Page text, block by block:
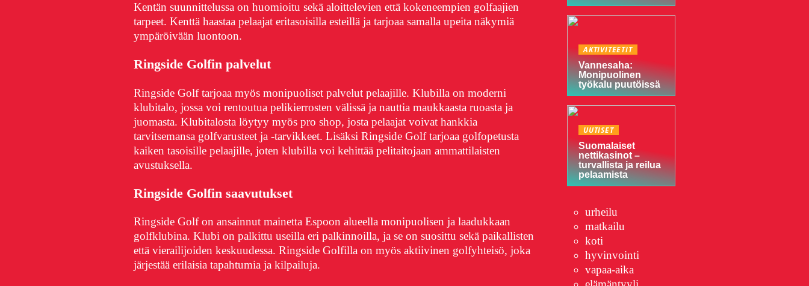
Kentän suunnittelussa on huomioitu sekä aloittelevien että kokeneempien golfaajien
tarpeet. Kenttä haastaa pelaajat eritasoisilla esteillä ja tarjoaa samalla upeita näkymiä
ympäröivään luontoon.
Ringside Golfin palvelut
Ringside Golf tarjoaa myös monipuoliset palvelut pelaajille. Klubilla on moderni
klubitalo, jossa voi rentoutua pelikierrosten välissä ja nauttia maukkaasta ruoasta ja
juomasta. Klubitalosta löytyy myös pro shop, josta pelaajat voivat hankkia
tarvitsemansa golfvarusteet ja -tarvikkeet. Lisäksi Ringside Golf tarjoaa golfopetusta
kaiken tasoisille pelaajille, joten klubilla voi kehittää pelitaitojaan ammattilaisten
avustuksella.
Ringside Golfin saavutukset
Ringside Golf on ansainnut mainetta Espoon alueella monipuolisen ja laadukkaan
golfklubina. Klubi on palkittu useilla eri palkinnoilla, ja se on suosittu sekä paikallisten
että vierailijoiden keskuudessa. Ringside Golfilla on myös aktiivinen golfyhteisö, joka
järjestää erilaisia tapahtumia ja kilpailuja.
AKTIVITEETIT
Vannesaha:
Monipuolinen
työkalu puutöissä
UUTISET
Suomalaiset
nettikasinot –
turvallista ja reilua
pelaamista
urheilu
matkailu
koti
hyvinvointi
vapaa-aika